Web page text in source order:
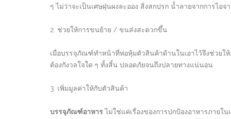
ๆ ไม่ว่าจะเป็นเศษฝุ่นผงละออง สิ่งสกปรก น้ำลายจากการไอจ
2. ช่วยให้การขนย้าย / ขนส่งสะดวกขึ้น
เมื่อบรรจุภัณฑ์ทำหน้าที่ห่อหุ้มตัวสินค้าด้านในเอาไว้จึงช่วยให้
ต้องกังวลใจใด ๆ ทั้งสิ้น ปลอดภัยจนถึงปลายทางแน่นอน
3. เพิ่มมูลค่าให้กับตัวสินค้า
บรรจุภัณฑ์อาหารไม่ใช่แค่เรื่องของการปกป้องอาหารภาย